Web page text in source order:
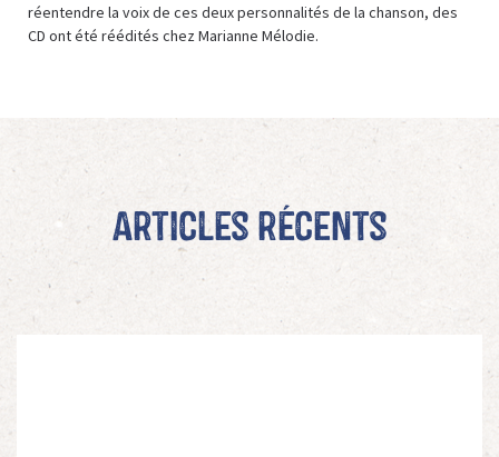
réentendre la voix de ces deux personnalités de la chanson, des
CD ont été réédités chez Marianne Mélodie.
Articles récents